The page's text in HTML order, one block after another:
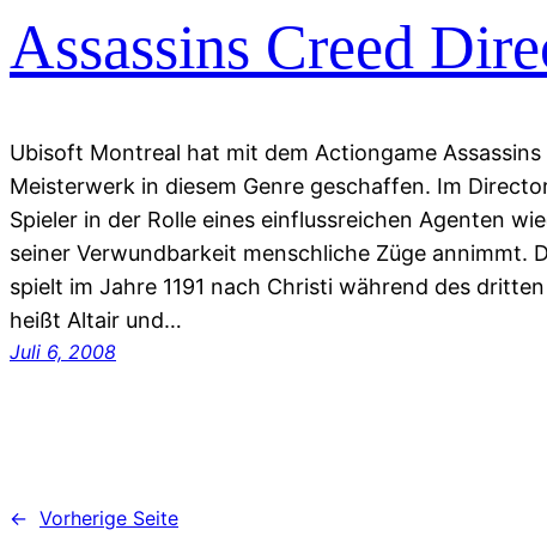
Assassins Creed
Ubisoft Montreal hat mit dem Actiongame
Meisterwerk in diesem Genre geschaffen. Im
Spieler in der Rolle eines einflussreichen Agenten
seiner Verwundbarkeit menschliche Züge annimmt.
spielt im Jahre 1191 nach Christi während des
heißt Altair und…
Juli 6, 2008
← Vorherige Seite